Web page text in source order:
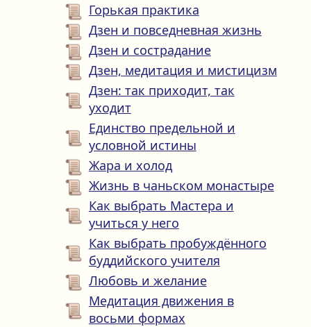
Горькая практика
Дзен и повседневная жизнь
Дзен и сострадание
Дзен, медитация и мистицизм
Дзен: так приходит, так
уходит
Единство предельной и
условной истины
Жара и холод
Жизнь в чаньском монастыре
Как выбрать Мастера и
учиться у него
Как выбрать пробуждённого
буддийского учителя
Любовь и желание
Медитация движения в
восьми формах